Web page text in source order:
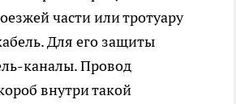
части или тротуару
Для его защиты
каналы. Провод
внутри такой